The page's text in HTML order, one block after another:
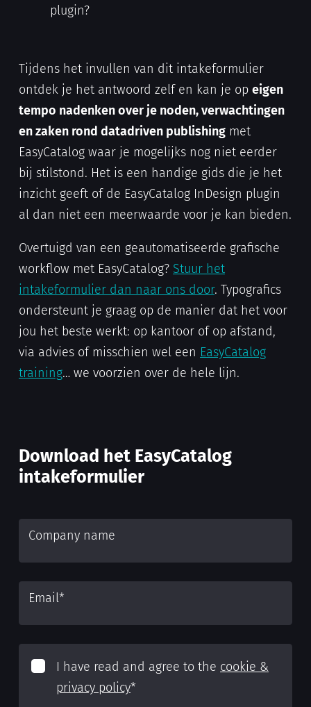
plugin?
Tijdens het invullen van dit intakeformulier
ontdek je het antwoord zelf en kan je op eigen
tempo nadenken over je noden, verwachtingen
en zaken rond datadriven publishing met
EasyCatalog waar je mogelijks nog niet eerder
bij stilstond. Het is een handige gids die je het
inzicht geeft of de EasyCatalog InDesign plugin
al dan niet een meerwaarde voor je kan bieden.
Overtuigd van een geautomatiseerde grafische
workflow met EasyCatalog? Stuur het
intakeformulier dan naar ons door. Typografics
ondersteunt je graag op de manier dat het voor
jou het beste werkt: op kantoor of op afstand,
via advies of misschien wel een EasyCatalog
training… we voorzien over de hele lijn.
Download het EasyCatalog
intakeformulier
Company name
Email*
I have read and agree to the cookie &
privacy policy*